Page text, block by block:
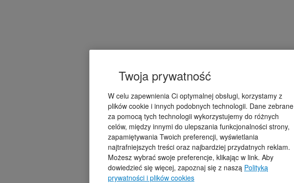
Twoja prywatność
W celu zapewnienia Ci optymalnej obsługi, korzystamy z
plików cookie i innych podobnych technologii. Dane zebrane
za pomocą tych technologii wykorzystujemy do różnych
celów, między innymi do ulepszania funkcjonalności strony,
zapamiętywania Twoich preferencji, wyświetlania
najtrafniejszych treści oraz najbardziej przydatnych reklam.
Możesz wybrać swoje preferencje, klikając w link. Aby
dowiedzieć się więcej, zapoznaj się z naszą Polityką
prywatności i plików cookies